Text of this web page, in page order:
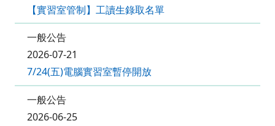
【實習室管制】工讀生錄取名單
一般公告
2026-07-21
7/24(五)電腦實習室暫停開放
一般公告
2026-06-25